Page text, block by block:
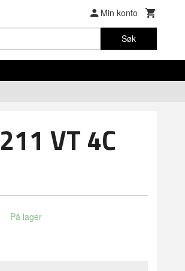
Min konto
Søk
VT 4C
På lager